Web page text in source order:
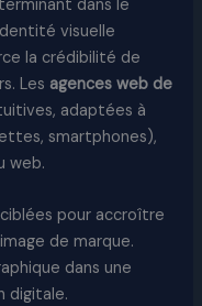
dans le
visuelle
la crédibilité de
Les agences web de
adaptées à
smartphones),
web.​
pour accroître
de marque.
dans une
digitale.​